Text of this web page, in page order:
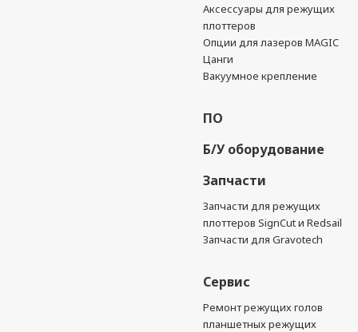
Аксессуары для режущих
плоттеров
Опции для лазеров MAGIC
Цанги
Вакуумное крепление
ПО
Б/У оборудование
Запчасти
Запчасти для режущих
плоттеров SignCut и Redsail
Запчасти для Gravotech
Сервис
Ремонт режущих голов
планшетных режущих